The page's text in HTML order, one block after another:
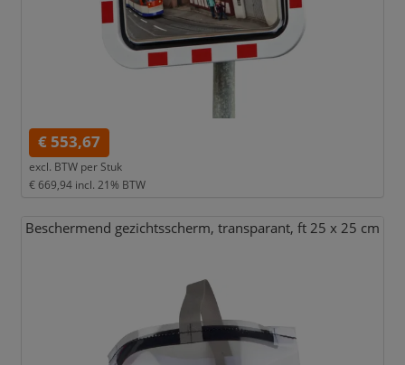
€ 553,67
excl. BTW per Stuk
€ 669,94 incl. 21% BTW
Beschermend gezichtsscherm, transparant, ft 25 x 25 cm